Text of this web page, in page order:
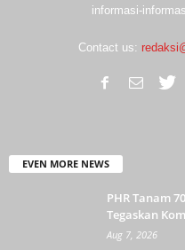
informasi-
Contact us:
EVEN MORE NEWS
PHR Tanam
Tegaskan
Aug 7, 2026